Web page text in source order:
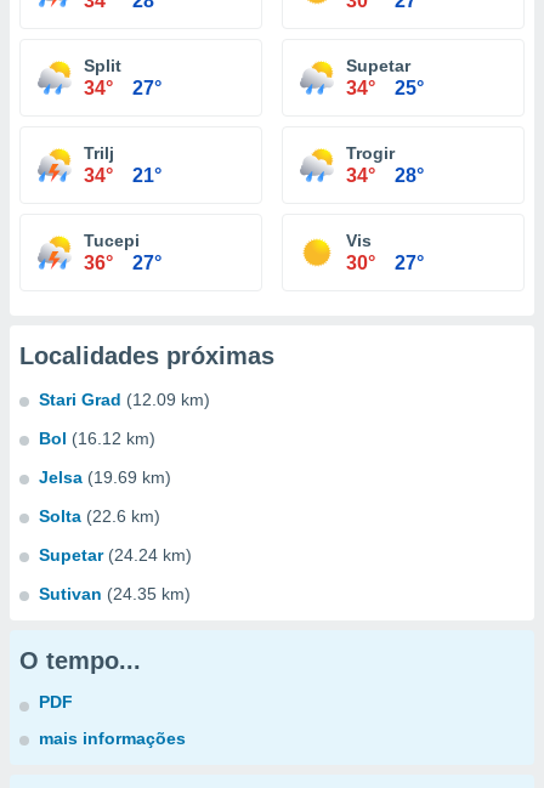
Split
34° 27°
Supetar
34° 25°
Trilj
34° 21°
Trogir
34° 28°
Tucepi
36° 27°
Vis
30° 27°
Localidades próximas
Stari Grad (12.09 km)
Bol (16.12 km)
Jelsa (19.69 km)
Solta (22.6 km)
Supetar (24.24 km)
Sutivan (24.35 km)
O tempo...
PDF
mais informações